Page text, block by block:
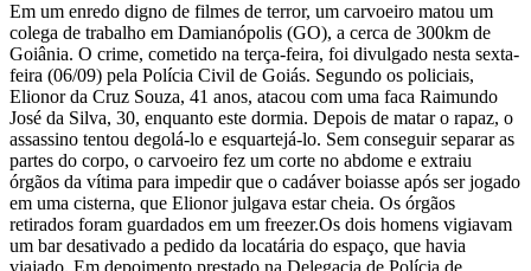
Em um enredo digno de filmes de terror, um carvoeiro matou um
colega de trabalho em Damianópolis (GO), a cerca de 300km de
Goiânia. O crime, cometido na terça-feira, foi divulgado nesta sexta-
feira (06/09) pela Polícia Civil de Goiás. Segundo os policiais,
Elionor da Cruz Souza, 41 anos, atacou com uma faca Raimundo
José da Silva, 30, enquanto este dormia. Depois de matar o rapaz, o
assassino tentou degolá-lo e esquartejá-lo. Sem conseguir separar as
partes do corpo, o carvoeiro fez um corte no abdome e extraiu
órgãos da vítima para impedir que o cadáver boiasse após ser jogado
em uma cisterna, que Elionor julgava estar cheia. Os órgãos
retirados foram guardados em um freezer.Os dois homens vigiavam
um bar desativado a pedido da locatária do espaço, que havia